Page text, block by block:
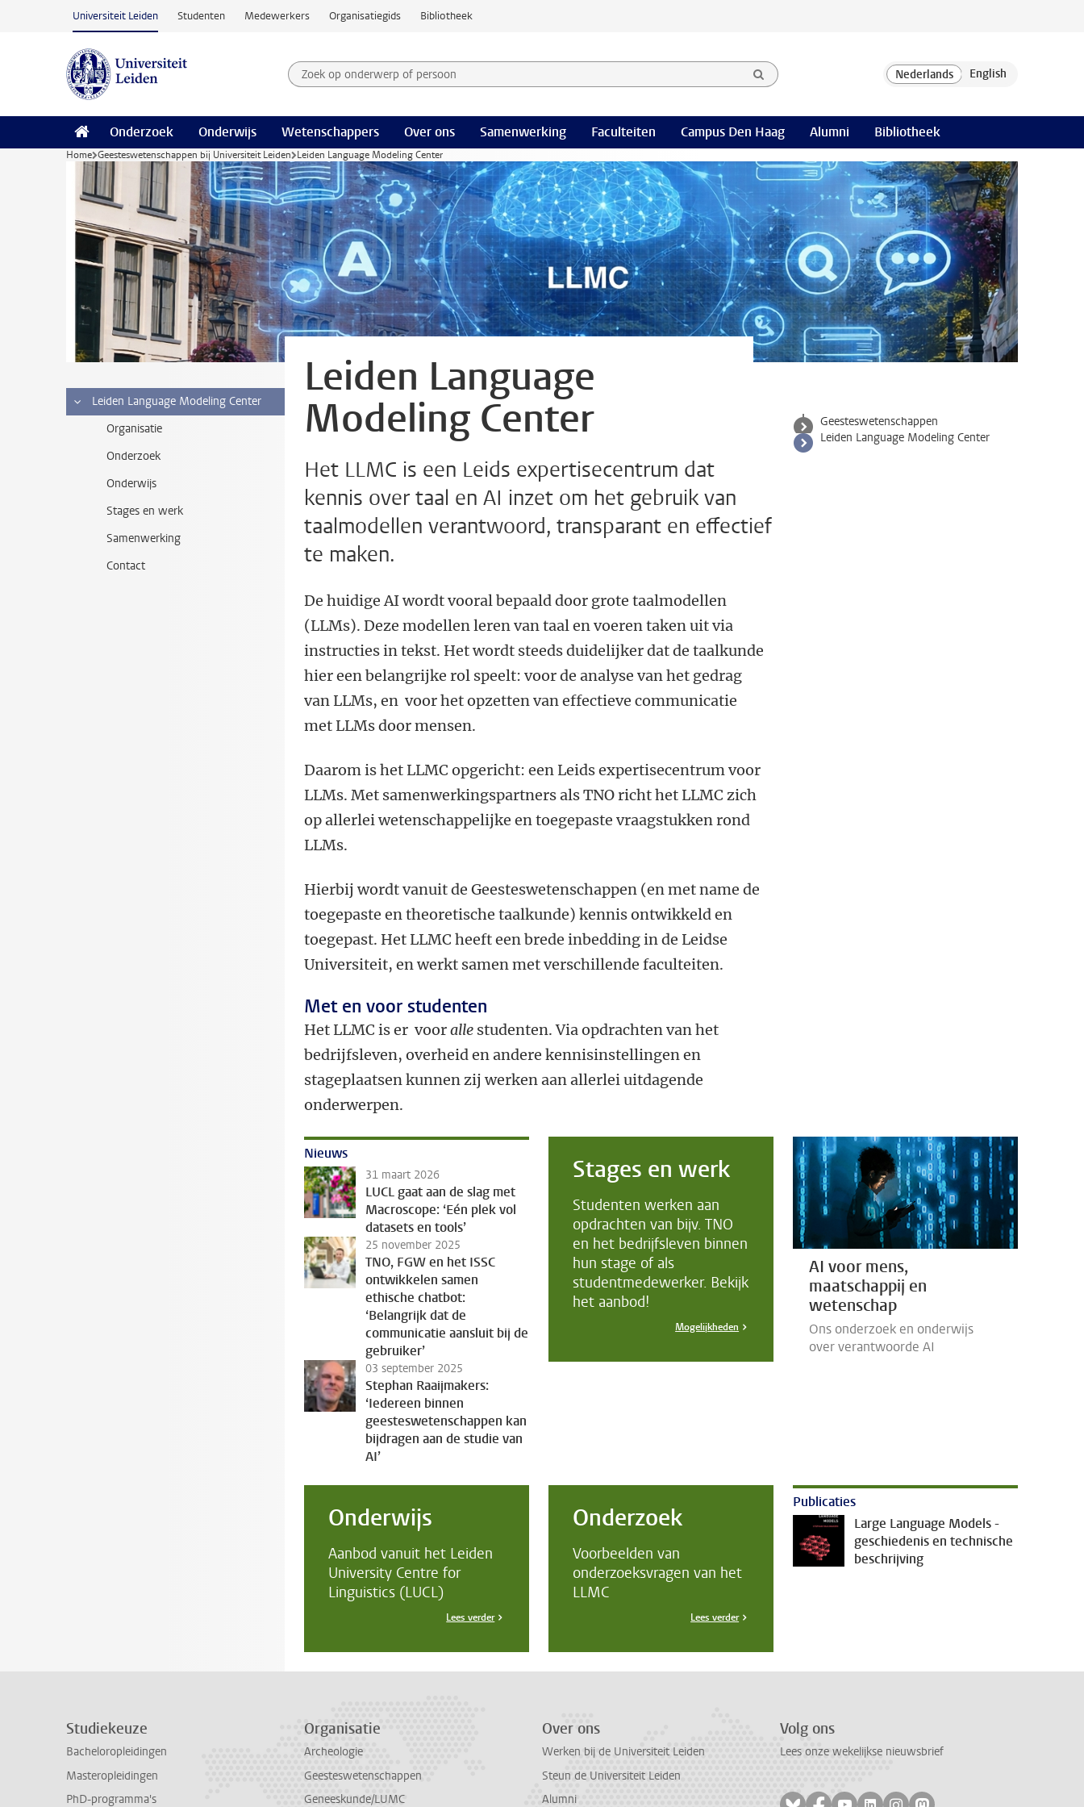
Ga naar hoofdinhoud
Universiteit Leiden Studenten Medewerkers Organisatiegids Bibliotheek
Zoek op onderwerp of persoon en selecteer categorie
Zoekterm
Onderzoek Onderwijs Wetenschappers Over ons Samenwerking Faculteiten Campus Den Haag Alumni Bibliotheek
Home Geesteswetenschappen bij Universiteit Leiden Leiden Language Modeling Center
Leiden Language Modeling Center
Organisatie
Onderzoek
Onderwijs
Stages en werk
Samenwerking
Contact
Leiden Language
Modeling Center
Het LLMC is een Leids expertisecentrum dat
kennis over taal en AI inzet om het gebruik van
taalmodellen verantwoord, transparant en effectief
te maken.
De huidige AI wordt vooral bepaald door grote taalmodellen
(LLMs). Deze modellen leren van taal en voeren taken uit via
instructies in tekst. Het wordt steeds duidelijker dat de taalkunde
hier een belangrijke rol speelt: voor de analyse van het gedrag
van LLMs, en voor het opzetten van effectieve communicatie
met LLMs door mensen.
Daarom is het LLMC opgericht: een Leids expertisecentrum voor
LLMs. Met samenwerkingspartners als TNO richt het LLMC zich
op allerlei wetenschappelijke en toegepaste vraagstukken rond
LLMs.
Hierbij wordt vanuit de Geesteswetenschappen (en met name de
toegepaste en theoretische taalkunde) kennis ontwikkeld en
toegepast. Het LLMC heeft een brede inbedding in de Leidse
Universiteit, en werkt samen met verschillende faculteiten.
Met en voor studenten
Het LLMC is er vooralle studenten. Via opdrachten van het
bedrijfsleven, overheid en andere kennisinstellingen en
stageplaatsen kunnen zij werken aan allerlei uitdagende
onderwerpen.
Geesteswetenschappen
Leiden Language Modeling Center
Nieuws
31 maart 2026
LUCL gaat aan de slag met
Macroscope: ‘Eén plek vol
datasets en tools’
25 november 2025
TNO, FGW en het ISSC
ontwikkelen samen
ethische chatbot:
‘Belangrijk dat de
communicatie aansluit bij de
gebruiker’
03 september 2025
Stephan Raaijmakers:
‘Iedereen binnen
geesteswetenschappen kan
bijdragen aan de studie van
AI’
Stages en werk
Studenten werken aan
opdrachten van bijv. TNO
en het bedrijfsleven binnen
hun stage of als
studentmedewerker. Bekijk
het aanbod!
Mogelijkheden
AI voor mens,
maatschappij en
wetenschap
Ons onderzoek en onderwijs
over verantwoorde AI
Onderwijs
Aanbod vanuit het Leiden
University Centre for
Linguistics (LUCL)
Lees verder
Onderzoek
Voorbeelden van
onderzoeksvragen van het
LLMC
Lees verder
Publicaties
Large Language Models -
geschiedenis en technische
beschrijving
Studiekeuze
Bacheloropleidingen
Masteropleidingen
PhD-programma's
Organisatie
Archeologie
Geesteswetenschappen
Geneeskunde/LUMC
Over ons
Werken bij de Universiteit Leiden
Steun de Universiteit Leiden
Alumni
Volg ons
Lees onze wekelijkse nieuwsbrief